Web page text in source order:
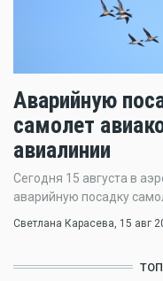
Аварийную
самолет
авиалинии
Сегодня 15 августа в
аварийную посадку
Светлана Карасева , 15 авг